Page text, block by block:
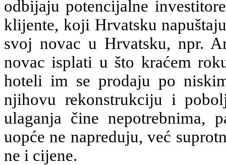
odbijaju potencijalne
klijente, koji Hrvatsku
svoj novac u Hrvatsku, npr.
novac isplati u što kraćem
hoteli im se prodaju po
njihovu rekonstrukciju i
ulaganja čine nepotrebnima,
uopće ne napreduju, već
ne i cijene.